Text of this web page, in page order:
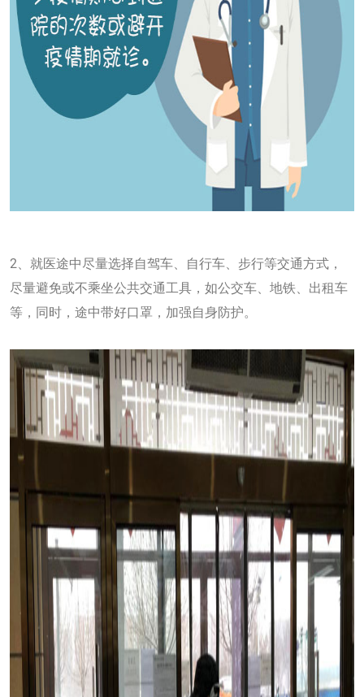
2、就医途中尽量选择自驾车、自行车、步行等交通方式，
尽量避免或不乘坐公共交通工具，如公交车、地铁、出租车
等，同时，途中带好口罩，加强自身防护。